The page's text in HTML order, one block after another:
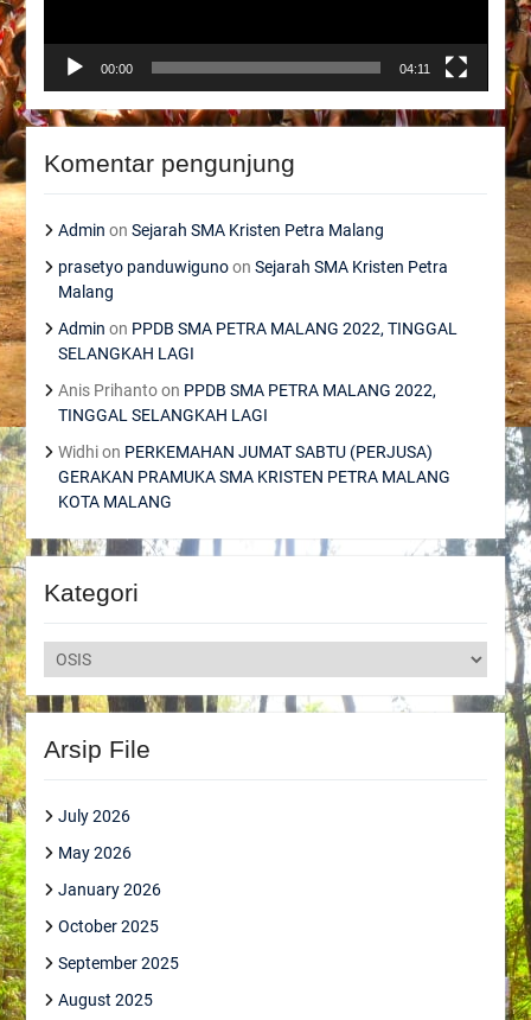
00:00 04:11
Komentar pengunjung
Admin on Sejarah SMA Kristen Petra Malang
prasetyo panduwigunoon Sejarah SMA Kristen Petra
Malang
Admin on PPDB SMA PETRA MALANG 2022, TINGGAL
SELANGKAH LAGI
Anis Prihantoon PPDB SMA PETRA MALANG 2022,
TINGGAL SELANGKAH LAGI
Widhion PERKEMAHAN JUMAT SABTU (PERJUSA)
GERAKAN PRAMUKA SMA KRISTEN PETRA MALANG
KOTA MALANG
Kategori
Kategori
Arsip File
July 2026
May 2026
January 2026
October 2025
September 2025
August 2025